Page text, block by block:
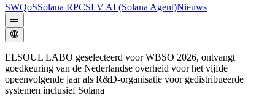
SWQoSSolana RPCSLV AI (Solana Agent)Nieuws
ELSOUL LABO geselecteerd voor WBSO 2026, ontvangt
goedkeuring van de Nederlandse overheid voor het vijfde
opeenvolgende jaar als R&D-organisatie voor gedistribueerde
systemen inclusief Solana